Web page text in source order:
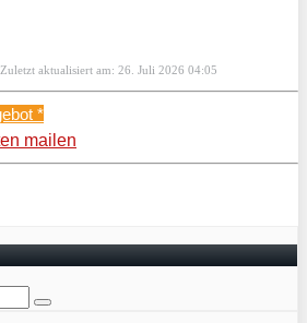
Zuletzt aktualisiert am: 26. Juli 2026 04:05
*
mailen